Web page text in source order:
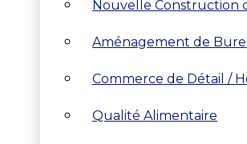
Nouvelle Construction
Aménagement de
Commerce de Détail /
Qualité Alimentaire